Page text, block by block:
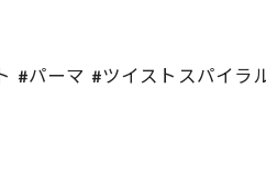
#パーマ #ツイストスパイラ